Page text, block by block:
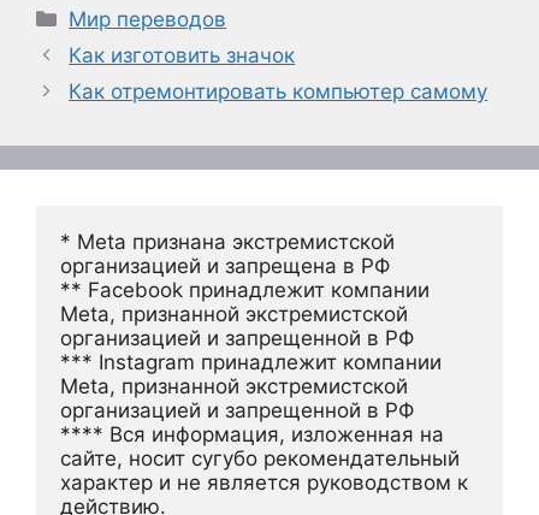
Рубрики
Мир переводов
Как изготовить значок
Как отремонтировать компьютер самому
* Meta признана экстремистской
организацией и запрещена в РФ
** Facebook принадлежит компании
Meta, признанной экстремистской
организацией и запрещенной в РФ
*** Instagram принадлежит компании
Meta, признанной экстремистской
организацией и запрещенной в РФ
**** Вся информация, изложенная на
сайте, носит сугубо рекомендательный
характер и не является руководством к
действию.